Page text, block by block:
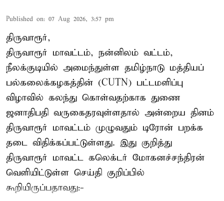
Published on: 07 Aug 2026, 3:57 pm
திருவாரூர்,
திருவாரூர் மாவட்டம், நன்னிலம் வட்டம்,
நீலக்குடியில் அமைந்துள்ள தமிழ்நாடு மத்தியப்
பல்கலைக்கழகத்தின் (CUTN) பட்டமளிப்பு
விழாவில் கலந்து கொள்வதற்காக துணை
ஜனாதிபதி வருகைதரவுள்ளதால் அன்றைய தினம்
திருவாரூர் மாவட்டம் முழுவதும் டிரோன் பறக்க
தடை விதிக்கப்பட்டுள்ளது. இது குறித்து
திருவாரூர் மாவட்ட கலெக்டர் மோகனச்சந்திரன்
வெளியிட்டுள்ள செய்தி குறிப்பில்
கூறியிருப்பதாவது:-